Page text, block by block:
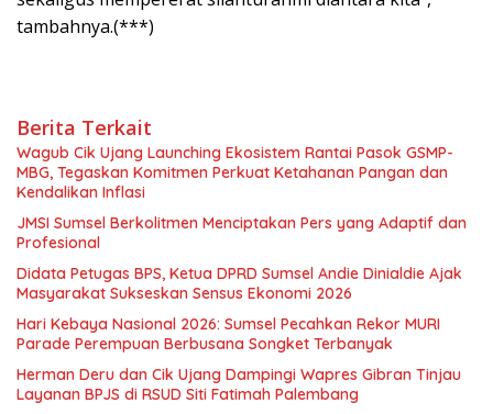
tambahnya.(***)
Berita Terkait
Wagub Cik Ujang Launching Ekosistem Rantai Pasok GSMP-
MBG, Tegaskan Komitmen Perkuat Ketahanan Pangan dan
Kendalikan Inflasi
JMSI Sumsel Berkolitmen Menciptakan Pers yang Adaptif dan
Profesional
Didata Petugas BPS, Ketua DPRD Sumsel Andie Dinialdie Ajak
Masyarakat Sukseskan Sensus Ekonomi 2026
Hari Kebaya Nasional 2026: Sumsel Pecahkan Rekor MURI
Parade Perempuan Berbusana Songket Terbanyak
Herman Deru dan Cik Ujang Dampingi Wapres Gibran Tinjau
Layanan BPJS di RSUD Siti Fatimah Palembang